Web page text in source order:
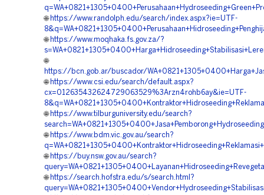
🌐 https://www.randolph.edu/search/index.aspx?ie=UTF-
🌐 https://www.moqhaka.fs.gov.za/?
🌐
https://bcn.gob.ar/buscador/
🌐 https://www.csi.edu/search/default.aspx?
cx=012635432624729063529%3Arzn4rohb6ay&ie=UTF-
🌐 https://www.tilburguniversity.edu/search?
🌐 https://www.bdm.vic.gov.au/search?
🌐 https://buy.nsw.gov.au/search?
🌐 https://search.hofstra.edu/s/search.html?